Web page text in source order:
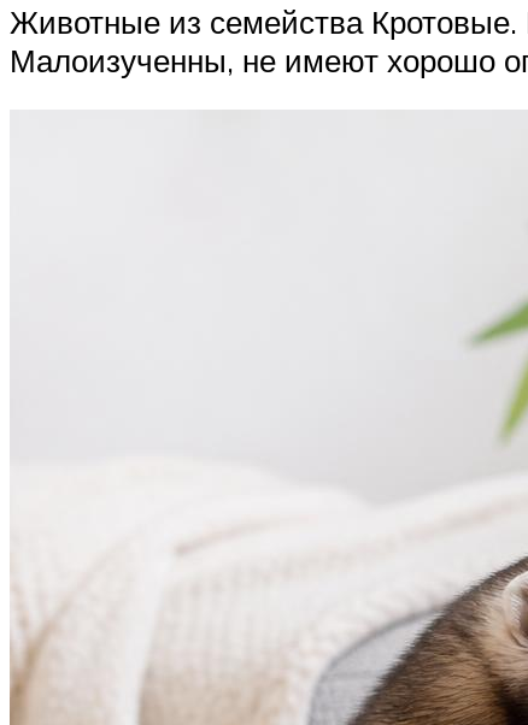
Животные из семейства Кротовые.
Малоизученны, не имеют хорошо